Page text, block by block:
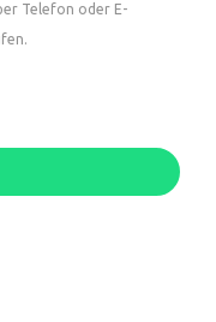
Telefon oder E-